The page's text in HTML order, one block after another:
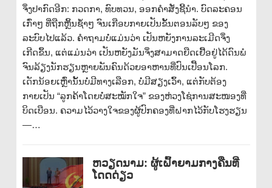
ຈຶ່ງປາກົດອີກ: ກວດກາ, ທົບທວນ, ອອກຄໍາສັ່ງຊີ້ນໍາ. ບົດລະຄອນ
ເກົ່າໆ ທີ່ຖືກຫຼິ້ນຊ້ຳໆ ຈົນເກືອບກາຍເປັນຂັ້ນຕອນລັບໆ ຂອງ
ລະບົບໄປແລ້ວ. ຄໍາຖາມບໍ່ແມ່ນວ່າ ເປັນຫຍັງການລະເມີດຈຶ່ງ
ເກີດຂຶ້ນ, ແຕ່ແມ່ນວ່າ ເປັນຫຍັງມັນຈຶ່ງສາມາດຍືດເຢື້ອຢູ່ໄດ້ດົນພໍ
ຈົນລ້ຽງນັກຮຽນຫຼາຍພັນຄົນດ້ວຍອາຫານທີ່ປົນເປື້ອນໂລກ.
ເດັກນ້ອຍເຫຼົ່ານັ້ນບໍ່ມີທາງເລືອກ, ບໍ່ມີສຽງເວົ້າ, ແຕ່ກັບຕ້ອງ
ກາຍເປັນ “ລູກຄ້າໂດຍບໍ່ສະໝັກໃຈ” ຂອງຫ່ວງໂຊ່ການສະໜອງທີ່
ບິດເບືອນ. ຄວາມໄວ້ວາງໃຈຂອງຜູ້ປົກຄອງທີ່ຝາກໄວ້ກັບໂຮງຮຽນ
—…
ຫວຽດນາມ: ຜູ້ເຝົ້າຍາມກາງຄືນທີ່
ໂດດດ່ຽວ